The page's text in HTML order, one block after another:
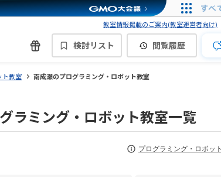
教室情報掲載のご案内(教室運営者向け)
検討リスト 閲覧履歴
ト教室 南成瀬のプログラミング・ロボット教室
ラミング・ロボット教室一覧
プログラミング・ロボッ